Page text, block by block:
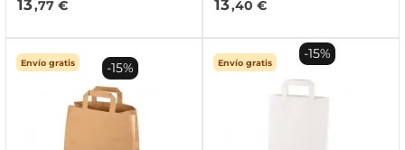
13,77 € 13,40 €
Envío gratis -15% Envío gratis
-15%